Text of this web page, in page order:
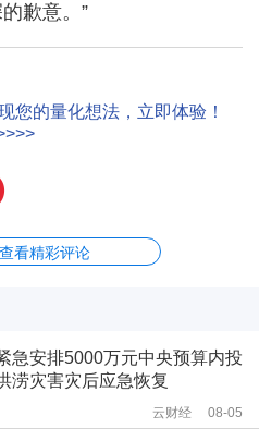
歉意。”
您的量化想法，立即体验！
看精彩评论
急安排5000万元中央预算内投
涝灾害灾后应急恢复
云财经 08-05